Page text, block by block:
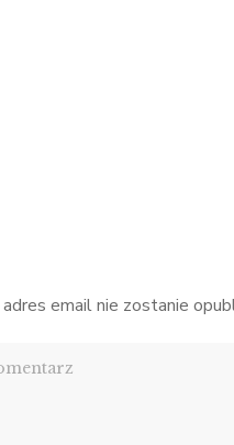
email nie zostanie